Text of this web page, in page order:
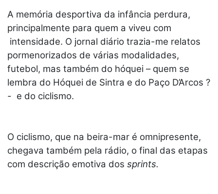
A memória desportiva da infância perdura,
principalmente para quem a viveu com
intensidade. O jornal diário trazia-me relatos
pormenorizados de várias modalidades,
futebol, mas também do hóquei – quem se
lembra do Hóquei de Sintra e do Paço D’Arcos ?
- e do ciclismo.
O ciclismo, que na beira-mar é omnipresente,
chegava também pela rádio, o final das etapas
com descrição emotiva dos sprints.